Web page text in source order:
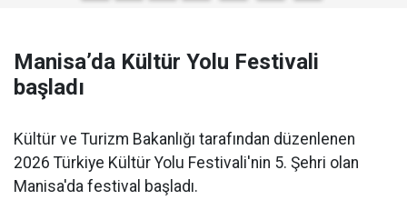
Manisa’da Kültür Yolu Festivali
başladı
Kültür ve Turizm Bakanlığı tarafından düzenlenen
2026 Türkiye Kültür Yolu Festivali'nin 5. Şehri olan
Manisa'da festival başladı.